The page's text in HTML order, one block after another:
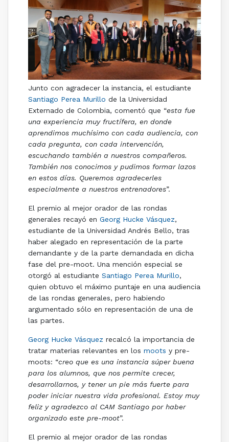
Junto con agradecer la instancia, el estudiante
Santiago Perea Murillo de la Universidad
Externado de Colombia, comentó que “esta fue
una experiencia muy fructífera, en donde
aprendimos muchísimo con cada audiencia, con
cada pregunta, con cada intervención,
escuchando también a nuestros compañeros.
También nos conocimos y pudimos formar lazos
en estos días. Queremos agradecerles
especialmente a nuestros entrenadores”.
El premio al mejor orador de las rondas
generales recayó en Georg Hucke Vásquez,
estudiante de la Universidad Andrés Bello, tras
haber alegado en representación de la parte
demandante y de la parte demandada en dicha
fase del pre-moot. Una mención especial se
otorgó al estudiante Santiago Perea Murillo,
quien obtuvo el máximo puntaje en una audiencia
de las rondas generales, pero habiendo
argumentado sólo en representación de una de
las partes.
Georg Hucke Vásquez recalcó la importancia de
tratar materias relevantes en los moots y pre-
moots: “creo que es una instancia súper buena
para los alumnos, que nos permite crecer,
desarrollarnos, y tener un pie más fuerte para
poder iniciar nuestra vida profesional. Estoy muy
feliz y agradezco al CAM Santiago por haber
organizado este pre-moot”.
El premio al mejor orador de las rondas